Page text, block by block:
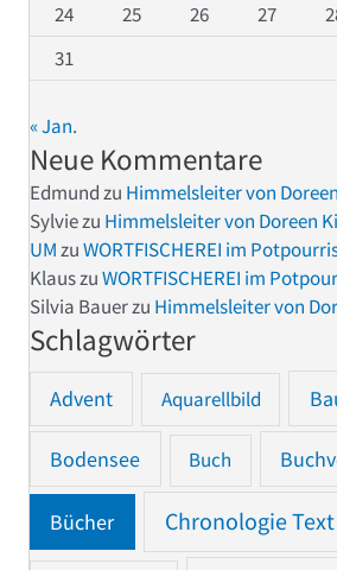
24
25 26 27
31
« Jan.
Neue Kommentare
Edmundzu Himmelsleiter von
Sylviezu Himmelsleiter von Doreen
UMzuWORTFISCHEREI im
KlauszuWORTFISCHEREI im
Silvia Bauerzu Himmelsleiter von
Schlagwörter
Advent Aquarellbild
Bodensee Buch
Bücher Chronologie Text